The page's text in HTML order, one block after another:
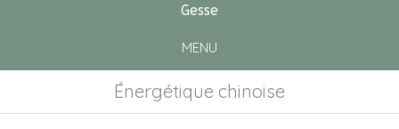
Gesse
MENU
Énergétique chinoise